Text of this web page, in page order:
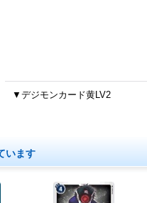
▼デジモンカード黄LV2
います